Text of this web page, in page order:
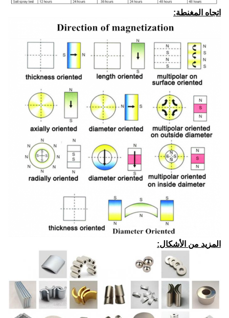
اتجاه المغنطة:
المزيد من الأشكال: